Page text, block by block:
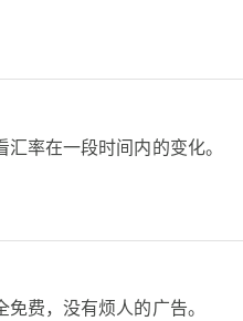
率在一段时间内的变化。
费，没有烦人的广告。